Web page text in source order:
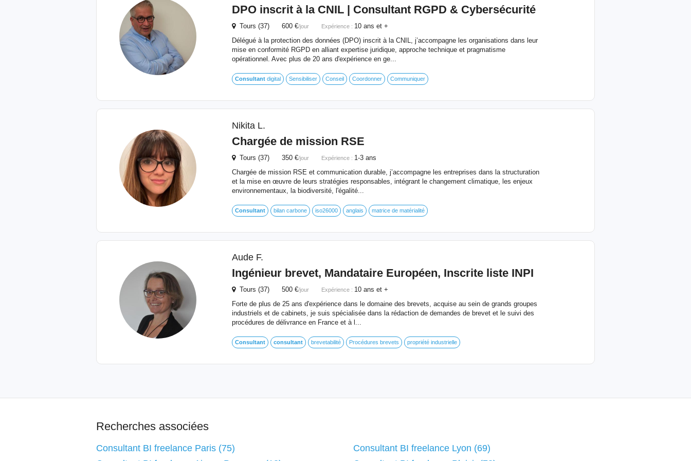
DPO inscrit à la CNIL | ConsultantRGPD & Cybersécurité
Tours (37) 600 €/jour Expérience : 10 ans et +
Délégué à la protection des données (DPO) inscrit à la CNIL, j’accompagne les organisations dans leur
mise en conformité RGPD en alliant expertise juridique, approche technique et pragmatisme
opérationnel. Avec plus de 20 ans d'expérience en ge...
Consultantdigital Sensibiliser Conseil Coordonner Communiquer
Nikita L.
Chargée de mission RSE
Tours (37) 350 €/jour Expérience : 1-3 ans
Chargée de mission RSE et communication durable, j’accompagne les entreprises dans la structuration
et la mise en œuvre de leurs stratégies responsables, intégrant le changement climatique, les enjeux
environnementaux, la biodiversité, l'égalité...
Consultant bilan carbone iso26000 anglais matrice de matérialité
Aude F.
Ingénieur brevet, Mandataire Européen, Inscrite liste INPI
Tours (37) 500 €/jour Expérience : 10 ans et +
Forte de plus de 25 ans d'expérience dans le domaine des brevets, acquise au sein de grands groupes
industriels et de cabinets, je suis spécialisée dans la rédaction de demandes de brevet et le suivi des
procédures de délivrance en France et à l...
Consultant consultant brevetabilité Procédures brevets propriété industrielle
Recherches associées
Consultant BI freelance Paris (75)
Consultant BI freelance Lyon (69)